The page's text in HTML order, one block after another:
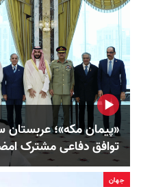
«پیمان مکه»؛ عربستان
توافق دفاعی مشترک
جهان